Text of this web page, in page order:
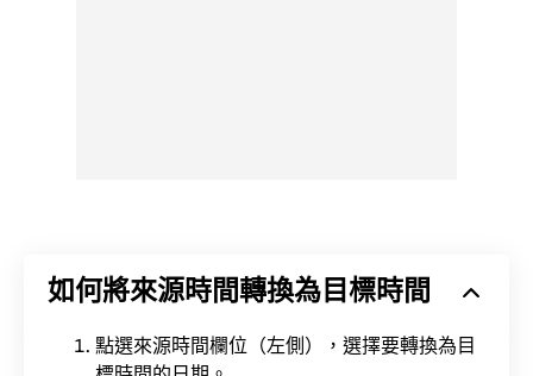
如何將來源時間轉換為目標時間
點選來源時間欄位（左側），選擇要轉換為目